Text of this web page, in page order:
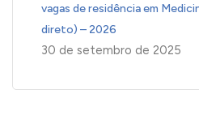
vagas de residência em
direto) – 2026
30 de setembro de 2025